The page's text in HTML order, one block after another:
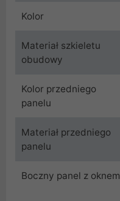
Kolor
Materiał szkieletu
obudowy
Kolor przedniego
panelu
Materiał przedniego
panelu
Boczny panel z oknem